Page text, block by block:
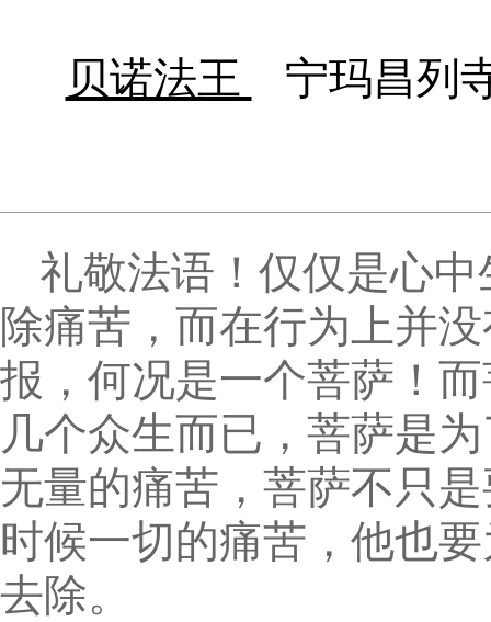
贝诺法王 宁玛昌列
礼敬法语！仅仅是心
除痛苦，而在行为上并
报，何况是一个菩萨！
几个众生而已，菩萨是
无量的痛苦，菩萨不只
时候一切的痛苦，他也
去除。